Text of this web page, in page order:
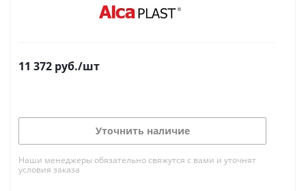
11 372 руб./шт
Уточнить наличие
Наши менеджеры обязательно свяжутся с вами и уточнят
условия заказа